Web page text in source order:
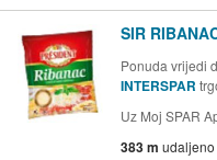
SIR
Ponuda vrijedi
INTERSPAR
Uz Moj SPAR
383 m udaljeno